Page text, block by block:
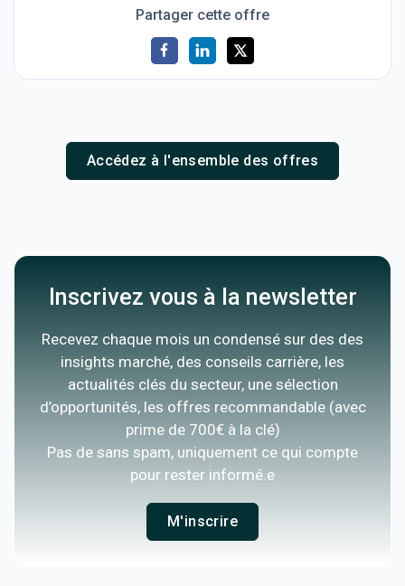
Partager cette offre
Accédez à l'ensemble des offres
Inscrivez vous à la newsletter
Recevez chaque mois un condensé sur des des
insights marché, des conseils carrière, les
actualités clés du secteur, une sélection
d’opportunités, les offres recommandable (avec
prime de 700€ à la clé)
Pas de sans spam, uniquement ce qui compte
pour rester informé.e
M'inscrire